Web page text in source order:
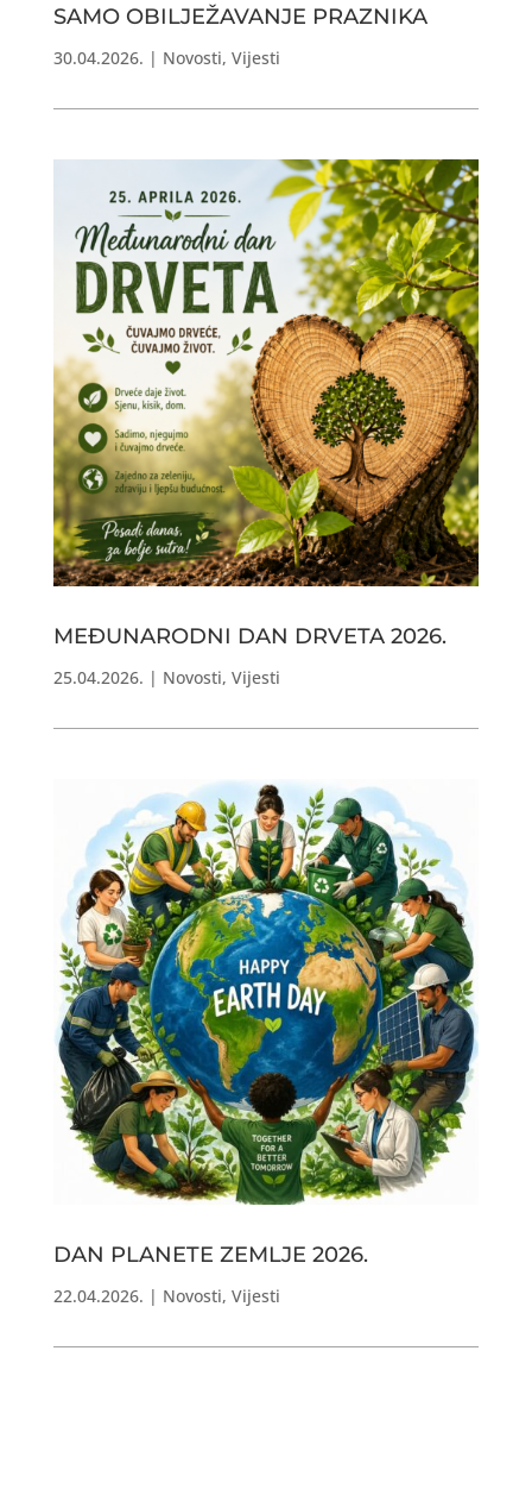
SAMO OBILJEŽAVANJE PRAZNIKA
30.04.2026. | Novosti, Vijesti
MEĐUNARODNI DAN DRVETA 2026.
25.04.2026. | Novosti, Vijesti
DAN PLANETE ZEMLJE 2026.
22.04.2026. | Novosti, Vijesti